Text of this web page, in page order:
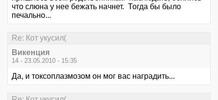
что слюна у нее бежать начнет. Тогда бы было
печально...
Re: Кот укусил(
Викенция
14 - 23.05.2010 - 15:35
Да, и токсоплазмозом он мог вас наградить...